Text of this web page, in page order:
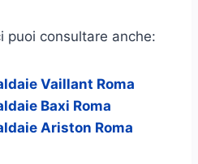
puoi consultare anche:
Vaillant Roma
Baxi Roma
Ariston Roma